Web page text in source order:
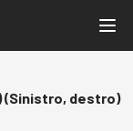
(Sinistro, destro)